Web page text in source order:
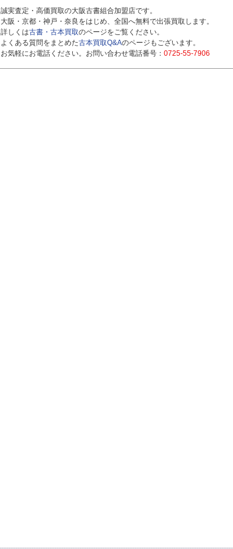
誠実査定・高価買取の大阪古書組合加盟店です。
大阪・京都・神戸・奈良をはじめ、全国へ無料で出張買取します。
詳しくは古書・古本買取のページをご覧ください。
よくある質問をまとめた古本買取Q&Aのページもございます。
お気軽にお電話ください。お問い合わせ電話番号： 0725-55-7906